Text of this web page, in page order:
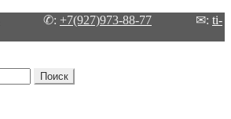
✆: +7(927)973-88-77 ✉: ti-
Поиск